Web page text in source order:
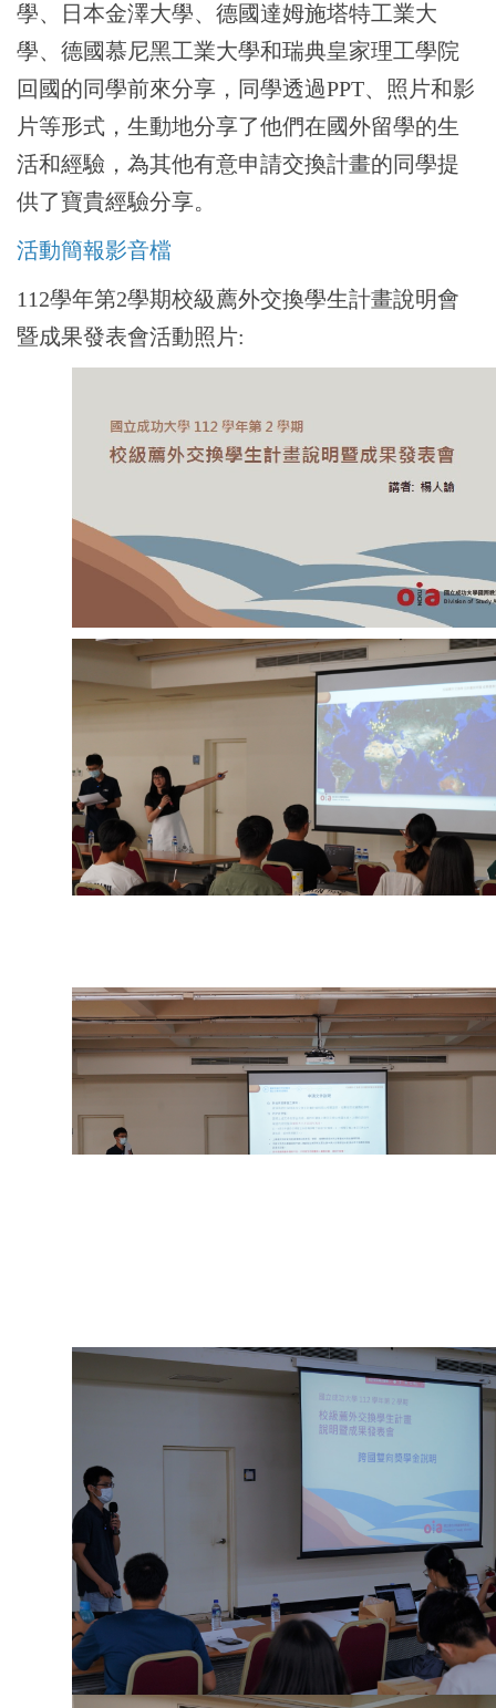
學、日本金澤大學、德國達姆施塔特工業大
學、德國慕尼黑工業大學和瑞典皇家理工學院
回國的同學前來分享，同學透過PPT、照片和影
片等形式，生動地分享了他們在國外留學的生
活和經驗 ，為其他有意申請交換計畫的同學提
供了寶貴經驗分享。
活動簡報影音檔
112學年第2學期校級薦外交換學生計畫說明會
暨成果發表會活動照片: